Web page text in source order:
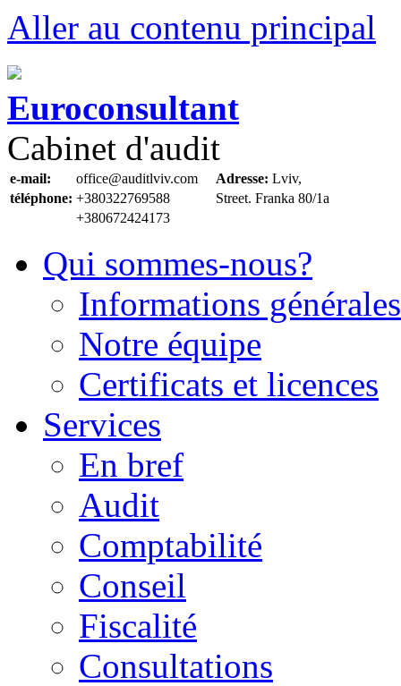
Aller au contenu principal
Euroconsultant
Cabinet d'audit
e-mail: office@auditlviv.com Adresse: Lviv,
téléphone: +380322769588
Street. Frankа 80/1a
+380672424173
Qui sommes-nous?
Informations générales
Notre équipe
Certificats et licences
Services
En bref
Audit
Comptabilité
Conseil
Fiscalité
Consultations